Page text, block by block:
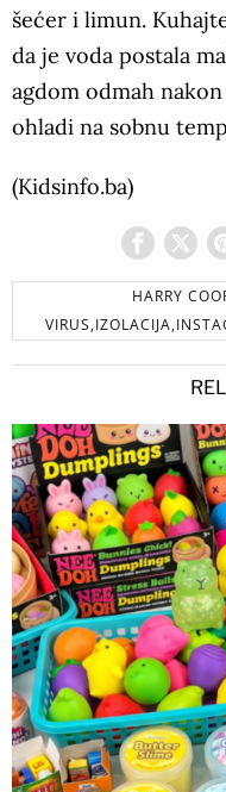
šećer i limun.
da je voda postala
agdom odmah
ohladi na sobnu
(Kidsinfo.ba)
HARRY